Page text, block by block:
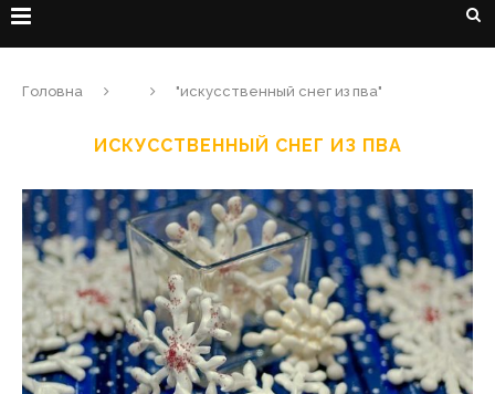
Головна "искусственный снег из пва"
ИСКУССТВЕННЫЙ СНЕГ ИЗ ПВА